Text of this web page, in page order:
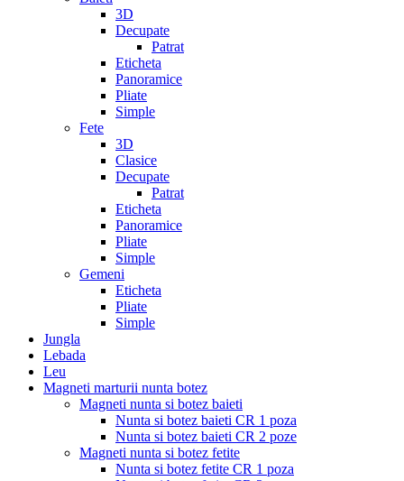
3D
Decupate
Patrat
Eticheta
Panoramice
Pliate
Simple
Fete
3D
Clasice
Decupate
Patrat
Eticheta
Panoramice
Pliate
Simple
Gemeni
Eticheta
Pliate
Simple
Jungla
Lebada
Leu
Magneti marturii nunta botez
Magneti nunta si botez baieti
Nunta si botez baieti CR 1 poza
Nunta si botez baieti CR 2 poze
Magneti nunta si botez fetite
Nunta si botez fetite CR 1 poza